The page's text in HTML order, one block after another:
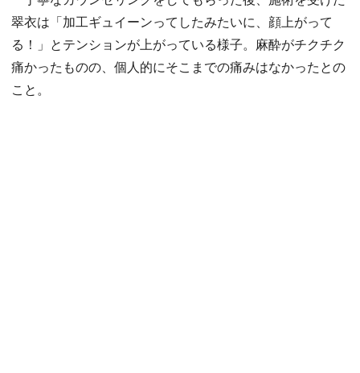
翠衣は「加工ギュイーンってしたみたいに、顔上がって
る！」とテンションが上がっている様子。麻酔がチクチク
痛かったものの、個人的にそこまでの痛みはなかったとの
こと。